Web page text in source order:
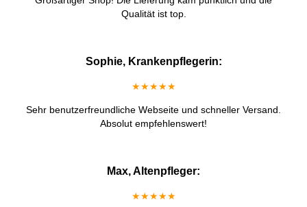
Qualität ist top.
Sophie, Krankenpflegerin:
★★★★★
Sehr benutzerfreundliche Webseite und schneller Versand.
Absolut empfehlenswert!
Max, Altenpfleger:
★★★★★